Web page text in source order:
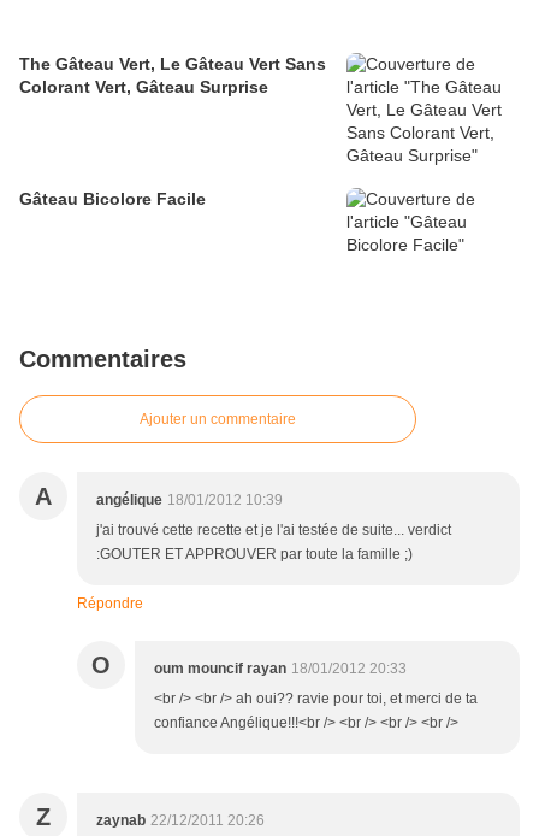
The Gâteau Vert, Le Gâteau Vert Sans
Colorant Vert, Gâteau Surprise
Gâteau Bicolore Facile
Commentaires
Ajouter un commentaire
A angélique 18/01/2012 10:39
j'ai trouvé cette recette et je l'ai testée de suite... verdict
:GOUTER ET APPROUVER par toute la famille ;)
Répondre
O oum mouncif rayan 18/01/2012 20:33
<br /> <br /> ah oui?? ravie pour toi, et merci de ta
confiance Angélique!!!<br /> <br /> <br /> <br />
Z zaynab 22/12/2011 20:26